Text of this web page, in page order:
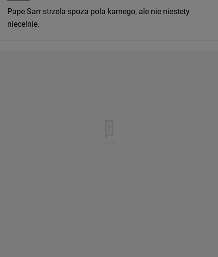
Pape Sarr strzela spoza pola karnego, ale nie niestety
niecelnie.